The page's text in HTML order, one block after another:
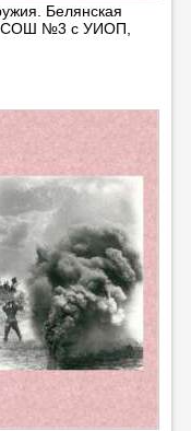
Белянская
СОШ №3 с УИОП,